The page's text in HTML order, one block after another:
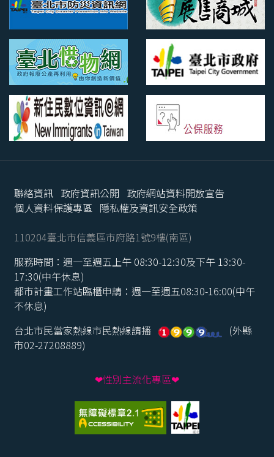
聯絡資訊 政府資訊公開 政府網站資料開放宣告
個人資料保護專區 隱私權及資訊安全政策
110204臺北市信義區市府路1號9樓(南區)
服務時間：週一至週五上午 08:30-12:30及下午 13:30-
17:30(中午休息)
都市計畫工作站臨櫃申請：週一至週五08:30-16:00(中午
不休息)
台北市民當家熱線市民熱線請播
(外縣
市02-27208889)
❤性別主流化專區❤